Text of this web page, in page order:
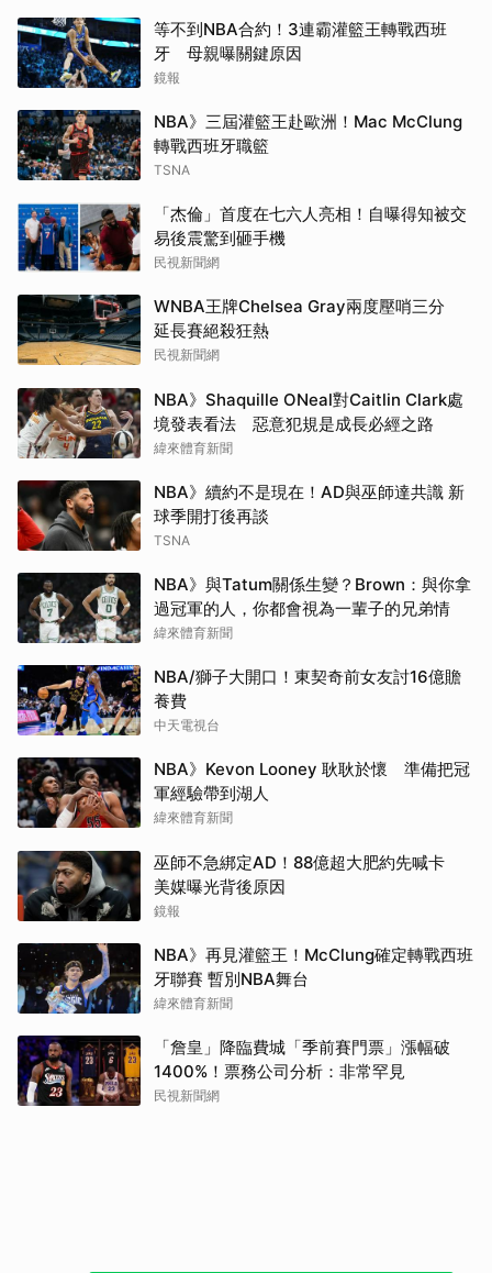
等不到NBA合約！3連霸灌籃王轉戰西班
牙 母親曝關鍵原因
鏡報
NBA》三屆灌籃王赴歐洲！Mac McClung
轉戰西班牙職籃
TSNA
「杰倫」首度在七六人亮相！自曝得知被交
易後震驚到砸手機
民視新聞網
WNBA王牌Chelsea Gray兩度壓哨三分
延長賽絕殺狂熱
民視新聞網
NBA》Shaquille ONeal對Caitlin Clark處
境發表看法 惡意犯規是成長必經之路
緯來體育新聞
NBA》續約不是現在！AD與巫師達共識 新
球季開打後再談
TSNA
NBA》與Tatum關係生變？Brown：與你拿
過冠軍的人，你都會視為一輩子的兄弟情
緯來體育新聞
NBA/獅子大開口！東契奇前女友討16億贍
養費
中天電視台
NBA》Kevon Looney 耿耿於懷 準備把冠
軍經驗帶到湖人
緯來體育新聞
巫師不急綁定AD！88億超大肥約先喊卡
美媒曝光背後原因
鏡報
NBA》再見灌籃王！McClung確定轉戰西班
牙聯賽 暫別NBA舞台
緯來體育新聞
「詹皇」降臨費城「季前賽門票」漲幅破
1400%！票務公司分析：非常罕見
民視新聞網